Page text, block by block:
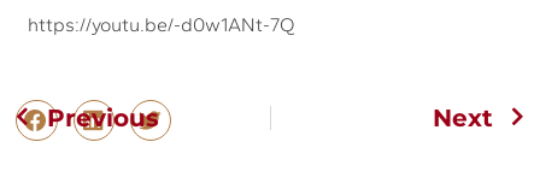
https://youtu.be/-d0w1ANt-7Q
Previous Next